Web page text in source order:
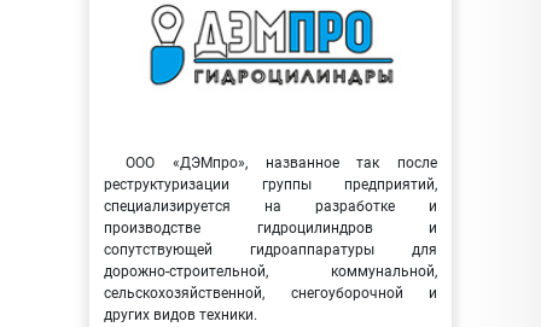
ООО «ДЭМпро», названное так после
реструктуризации группы предприятий,
специализируется на разработке и
производстве гидроцилиндров и
сопутствующей гидроаппаратуры для
дорожно-строительной, коммунальной,
сельскохозяйственной, снегоуборочной и
других видов техники.